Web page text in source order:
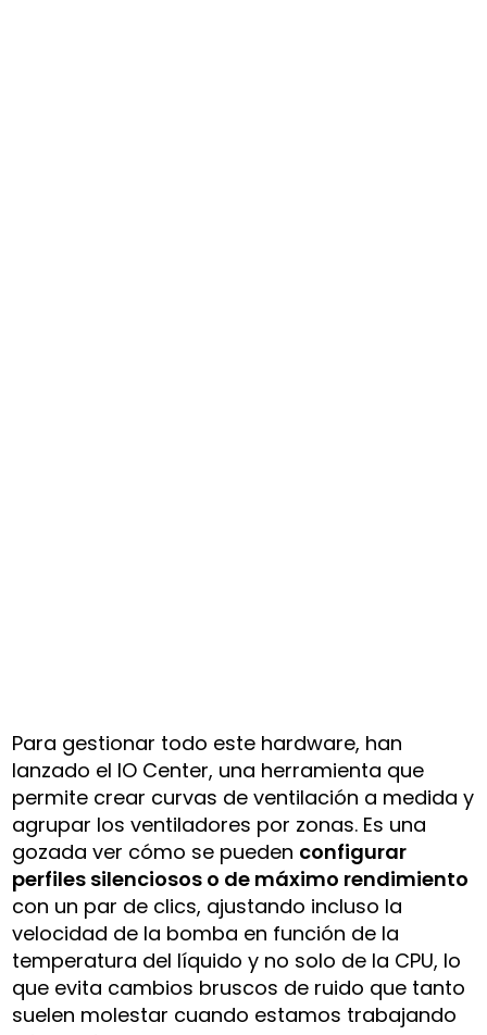
Para gestionar todo este hardware, han
lanzado el IO Center, una herramienta que
permite crear curvas de ventilación a medida y
agrupar los ventiladores por zonas. Es una
gozada ver cómo se pueden configurar
perfiles silenciosos o de máximo rendimiento
con un par de clics, ajustando incluso la
velocidad de la bomba en función de la
temperatura del líquido y no solo de la CPU, lo
que evita cambios bruscos de ruido que tanto
suelen molestar cuando estamos trabajando